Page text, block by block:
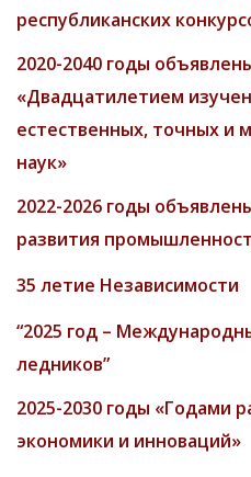
республиканских
2020-2040 годы
«Двадцатилетием
естественных, точных и
наук»
2022-2026 годы
развития
35 летие Независимости
“2025 год –
ледников”
2025-2030 годы «Годами
экономики и инноваций»